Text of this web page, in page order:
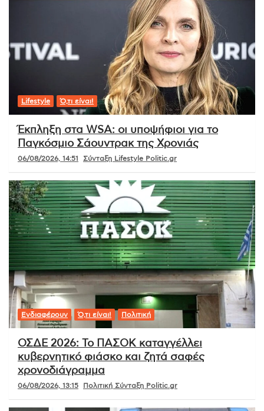
Lifestyle Ό,τι είναι!
Έκπληξη στα WSA: οι υποψήφιοι για το
Παγκόσμιο Σάουντρακ της Χρονιάς
06/08/2026, 14:51 Σύνταξη Lifestyle Politic.gr
Ενδιαφέρουν Ό,τι είναι! Πολιτική
ΟΣΔΕ 2026: Το ΠΑΣΟΚ καταγγέλλει
κυβερνητικό φιάσκο και ζητά σαφές
χρονοδιάγραμμα
06/08/2026, 13:15 Πολιτική Σύνταξη Politic.gr